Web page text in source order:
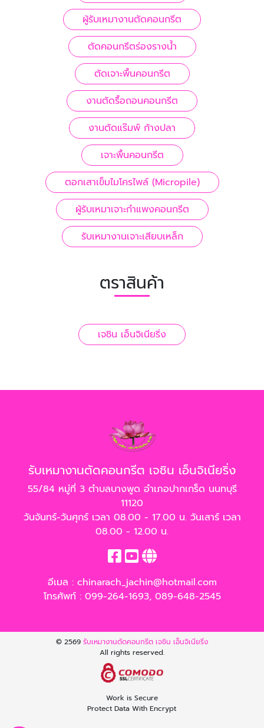
ผู้รับเหมางานตัดคอนกรีต
ตัดคอนกรีตร่องรางน้ำ
ตัดเจาะพื้นคอนกรีต
งานตัดรื้อถอนคอนกรีต
งานตัดแร๊มพ์ ก้างปลา
เจาะพื้นคอนกรีต
ตอกเสาเข็มไมโครไพล์ (Micropile)
ผู้รับเหมาเจาะกำแพงคอนกรีต
รับเหมางานเจาะเสียบเหล็ก
ตราสินค้า
เจชิน เอ็นจิเนียริ่ง
รับเหมางานตัดคอนกรีต เจชิน เอ็นจิเนียริ่ง
55/84 หมู่ที่ 3 ตำบลบางพูด อำเภอปากเกร็ด นนทบุรี
11120
วันจันทร์-วันศุกร์ เวลา 08.00 - 17.00 น. วันเสาร์ เวลา
08.00 - 12.00 น.
อีเมล : chinarach_jachin@hotmail.com
โทรศัพท์ : 099-264-1693, 089-648-2545
© 2569 รับเหมางานตัดคอนกรีต เจชิน เอ็นจิเนียริ่ง
All rights reserved.
Work is Secure
Protect Data With Encrypt